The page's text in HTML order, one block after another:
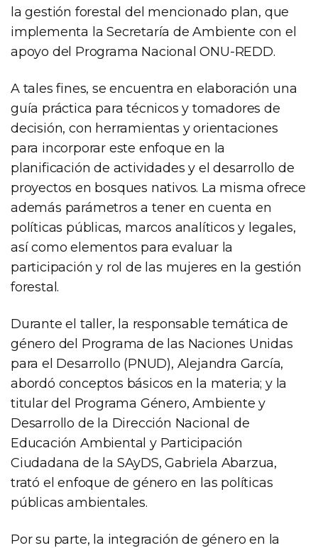
la gestión forestal del mencionado plan, que
implementa la Secretaría de Ambiente con el
apoyo del Programa Nacional ONU-REDD.
A tales fines, se encuentra en elaboración una
guía práctica para técnicos y tomadores de
decisión, con herramientas y orientaciones
para incorporar este enfoque en la
planificación de actividades y el desarrollo de
proyectos en bosques nativos. La misma ofrece
además parámetros a tener en cuenta en
políticas públicas, marcos analíticos y legales,
así como elementos para evaluar la
participación y rol de las mujeres en la gestión
forestal.
Durante el taller, la responsable temática de
género del Programa de las Naciones Unidas
para el Desarrollo (PNUD), Alejandra García,
abordó conceptos básicos en la materia; y la
titular del Programa Género, Ambiente y
Desarrollo de la Dirección Nacional de
Educación Ambiental y Participación
Ciudadana de la SAyDS, Gabriela Abarzua,
trató el enfoque de género en las políticas
públicas ambientales.
Por su parte, la integración de género en la